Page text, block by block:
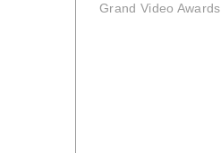
Grand Video Awards